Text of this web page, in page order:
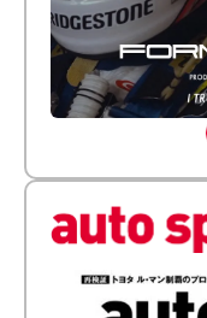
倒す相手を、
【